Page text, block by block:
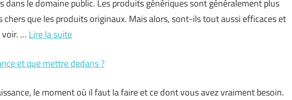
dans le domaine public. Les produits génériques sont généralement plus
chers que les produits originaux. Mais alors, sont-ils tout aussi efficaces et
voir. … Lire la suite
et que mettre dedans ?
le moment où il faut la faire et ce dont vous avez vraiment besoin.